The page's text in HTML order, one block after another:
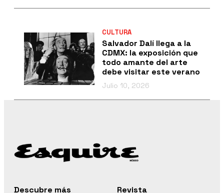
CULTURA
Salvador Dalí llega a la
CDMX: la exposición que
todo amante del arte
debe visitar este verano
Julio 10, 2026
Descubre más
Revista